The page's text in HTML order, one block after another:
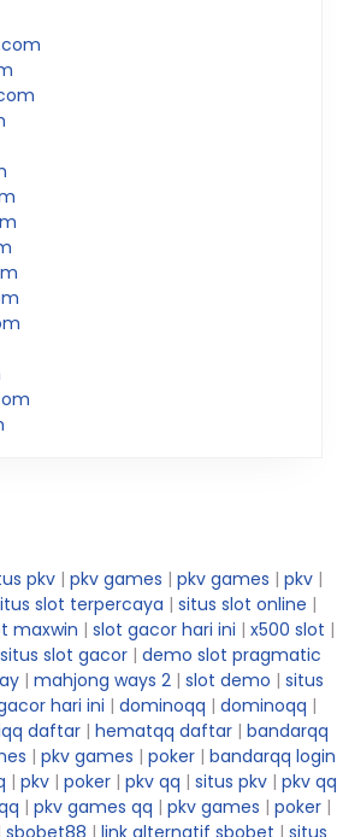
pkv| pkv games | pkv games | pkv|
slot terpercaya | situs slot online |
maxwin | slot gacor hari ini | x500 slot |
situs slot gacor | demo slot pragmatic
| mahjong ways 2 | slot demo | situs
hari ini | dominoqq | dominoqq |
daftar| hematqq daftar| bandarqq
| pkv games | poker| bandarqq login
| pkv | poker | pkv qq | situs pkv | pkv qq
| pkv games qq | pkv games | poker |
sbobet88 | link alternatif sbobet | situs